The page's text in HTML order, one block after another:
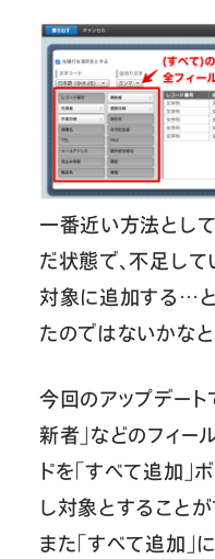
一番近い方法とし
だ状態で、不足し
対象に追加する…
たのではないかなと
今回のアップデート
新者」などのフィー
ドを「すべて追加」
し対象とすることが
また「すべて追加」